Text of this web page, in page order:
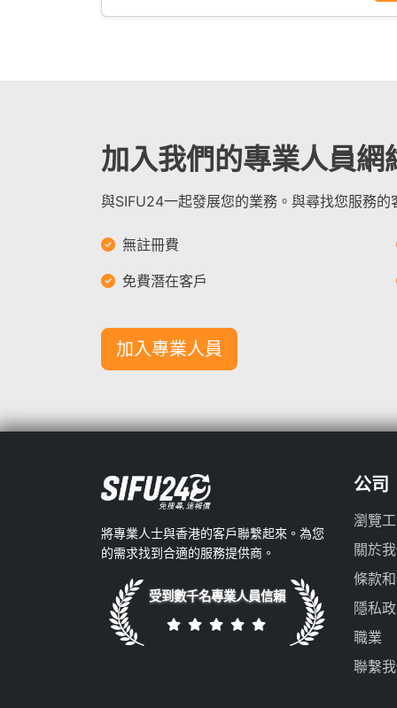
加入我們的專業人員網
與SIFU24一起發展您的業務。與尋找您服務的
無註冊費
免費潛在客戶
加入專業人員
將專業人士與香港的客戶聯繫起來。為您
的需求找到合適的服務提供商。
受到數千名專業人員信賴
公司
瀏覽
關於
條款
隱私
職業
聯繫